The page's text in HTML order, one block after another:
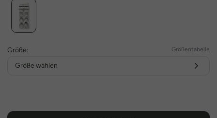
Größe: Größentabelle
Größe wählen